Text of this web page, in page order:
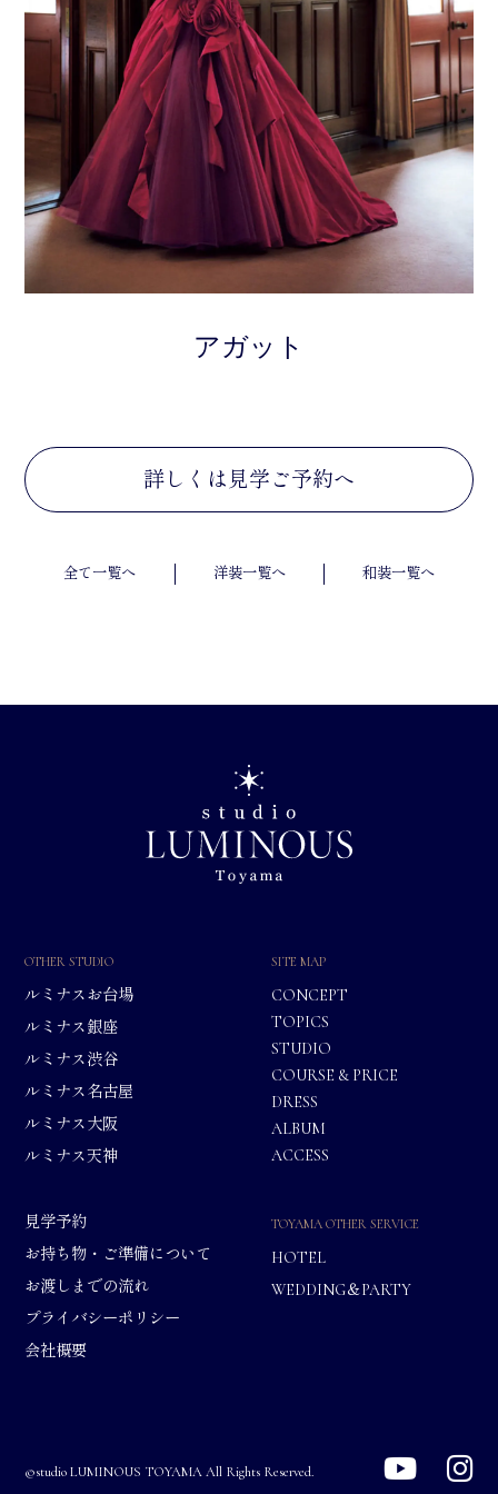
アガット
詳しくは見学ご予約へ
全て一覧へ 洋装一覧へ 和装一覧へ
OTHER STUDIO
ルミナスお台場
ルミナス銀座
ルミナス渋谷
ルミナス名古屋
ルミナス大阪
ルミナス天神
SITE MAP
CONCEPT
TOPICS
STUDIO
COURSE & PRICE
DRESS
ALBUM
ACCESS
見学予約
お持ち物・ご準備について
お渡しまでの流れ
プライバシーポリシー
会社概要
TOYAMA OTHER SERVICE
HOTEL
WEDDING＆PARTY
©studio LUMINOUS TOYAMA All Rights Reserved.